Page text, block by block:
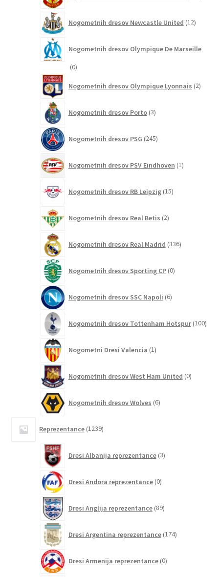
Nogometnih dresov Newcastle United 12izdelkov
Nogometnih dresov Olympique De Marseille
00
Nogometnih dresov Olympique Lyonnais 2izdelka
Nogometnih dresov Porto 3izdelki
Nogometnih dresov PSG 245izdelkov
Nogometnih dresov PSV Eindhoven 1izdelek
Nogometnih dresov RB Leipzig 15izdelkov
Nogometnih dresov Real Betis 2izdelka
Nogometnih dresov Real Madrid 336izdelkov
Nogometnih dresov Sporting CP 0izdelkov
Nogometnih dresov SSC Napoli 6izdelkov
Nogometnih dresov Tottenham Hotspur 100
Nogometni Dresi Valencia 1izdelek
Nogometnih dresov West Ham United 0izdelkov
Nogometnih dresov Wolves 6izdelkov
Reprezentance 1239izdelkov
Dresi Albanija reprezentance 3izdelki
Dresi Andora reprezentance 0izdelkov
Dresi Anglija reprezentance 89izdelkov
Dresi Argentina reprezentance 174izdelkov
Dresi Armenija reprezentance 0izdelkov